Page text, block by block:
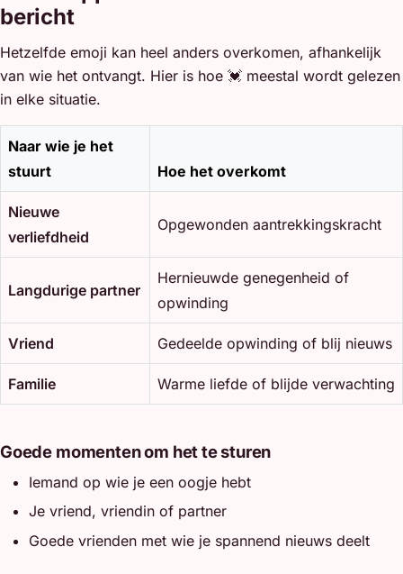
bericht
Hetzelfde emoji kan heel anders overkomen, afhankelijk
van wie het ontvangt. Hier is hoe 💓 meestal wordt gelezen
in elke situatie.
Naar wie je het
stuurt
Hoe het overkomt
Nieuwe
verliefdheid
Opgewonden aantrekkingskracht
Langdurige partner
Hernieuwde genegenheid of
opwinding
Vriend Gedeelde opwinding of blij nieuws
Familie Warme liefde of blijde verwachting
Goede momenten om het te sturen
Iemand op wie je een oogje hebt
Je vriend, vriendin of partner
Goede vrienden met wie je spannend nieuws deelt